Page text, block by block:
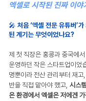
엑셀로 시작된 진짜 이야
🎤 처음 ‘엑셀 전문 유튜버’
된 계기는 무엇이었나요?
제 첫 직장은 홍콩과 중국에서
운영하던 작은 스타트업이었
명뿐이라 전산 관리부터 재
반을 직접 맡아야 했고, 시스
은 환경에서 엑셀은 저에겐